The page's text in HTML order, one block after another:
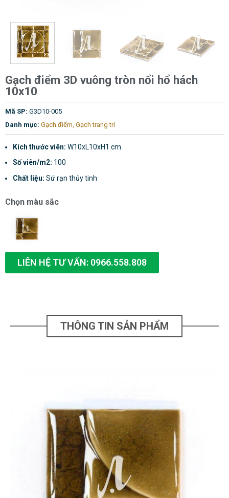
Gạch điểm 3D vuông tròn nổi hổ hách
10x10
Mã SP: G3D10-005
Danh mục: Gạch điểm, Gạch trang trí
Kích thước viên: W10xL10xH1 cm
Số viên/m2: 100
Chất liệu: Sứ rạn thủy tinh
Chọn màu sắc
LIÊN HỆ TƯ VẤN: 0966.558.808
THÔNG TIN SẢN PHẨM